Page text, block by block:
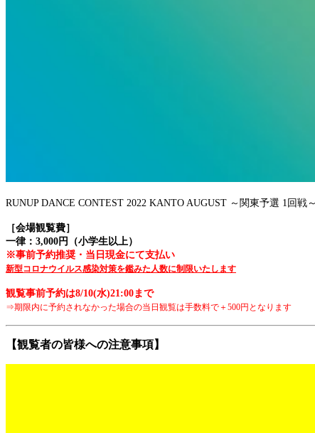
RUNUP DANCE CONTEST 2022 KANTO AUGUST ～関東予選 1回戦
［会場観覧費］
一律：3,000円（小学生以上）
※事前予約推奨・当日現金にて支払い
新型コロナウイルス感染対策を鑑みた人数に制限いたします
観覧事前予約は8/10(水)21:00まで
⇒期限内に予約されなかった場合の当日観覧は手数料で＋500円 となります
【観覧者の皆様への注意事項】